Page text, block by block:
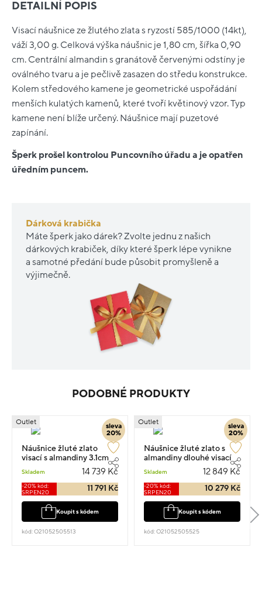
DETAILNÍ POPIS
Visací náušnice ze žlutého zlata s ryzostí 585/1000 (14kt),
váží 3,00 g. Celková výška náušnic je 1,80 cm, šířka 0,90
cm. Centrální almandin s granátově červenými odstíny je
oválného tvaru a je pečlivě zasazen do středu konstrukce.
Kolem středového kamene je geometrické uspořádání
menších kulatých kamenů, které tvoří květinový vzor. Typ
kamene není blíže určený. Náušnice mají puzetové
zapínání.
Šperk prošel kontrolou Puncovního úřadu a je opatřen
úředním puncem.
Dárková krabička
Máte šperk jako dárek? Zvolte jednu z našich
dárkových krabiček, díky které šperk lépe vynikne
a samotné předání bude působit promyšleně a
výjimečně.
PODOBNÉ PRODUKTY
sleva
20%
Outlet
Náušnice žluté zlato
visací s almandiny 3.1cm
Skladem 14 739 Kč
-20% kód:
SRPEN20
11 791 Kč
Koupit s kódem
kód: O21052505513
sleva
20%
Outlet
Náušnice žluté zlato s
almandiny dlouhé visací
Skladem 12 849 Kč
-20% kód:
SRPEN20
10 279 Kč
Koupit s kódem
kód: O21052505525